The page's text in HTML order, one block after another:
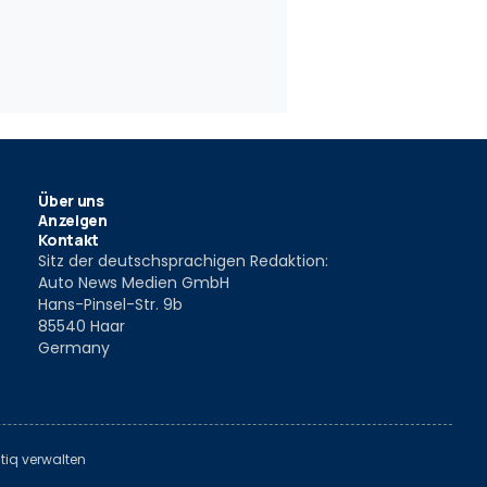
Über uns
Anzeigen
Kontakt
Sitz der deutschsprachigen Redaktion:
Auto News Medien GmbH
Hans-Pinsel-Str. 9b
85540 Haar
Germany
verwalten